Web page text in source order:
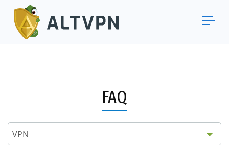
FAQ
VPN